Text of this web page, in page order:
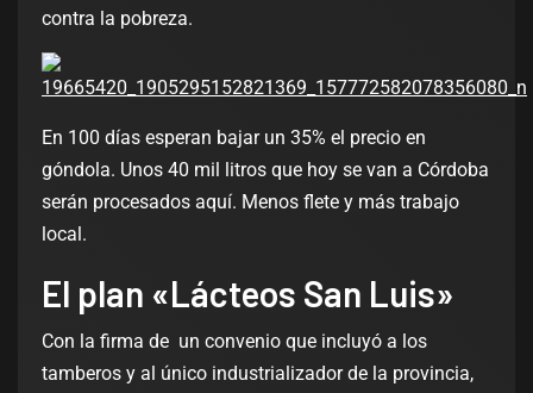
contra la pobreza.
En 100 días esperan bajar un 35% el precio en
góndola. Unos 40 mil litros que hoy se van a Córdoba
serán procesados aquí. Menos flete y más trabajo
local.
El plan «Lácteos San Luis»
Con la firma de un convenio que incluyó a los
tamberos y al único industrializador de la provincia,